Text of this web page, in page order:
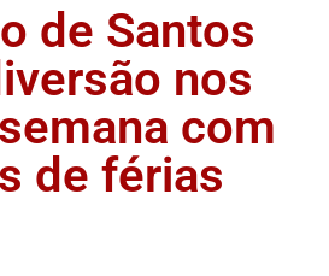
de Santos
nos
com
de férias